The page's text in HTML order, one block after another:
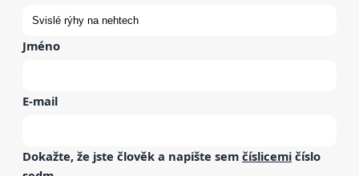
Jméno
E-mail
Dokažte, že jste člověk a napište sem číslicemi číslo